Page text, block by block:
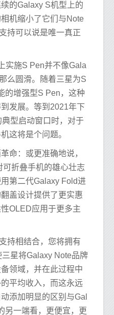
的Galaxy S机型上的
机缩小了它们与Note
持可以说是唯一真正
实施S Pen并不像Gala
么圆滑。随着三星为S
的增强型S Pen，这种
发展。等到2021年下
型启动窗口时，对于
这将是个问题。
命：或更准确地说，
折叠手机的雄心壮志
第二代Galaxy Fold进
盖设计提供了更实惠
OLED应用于更多主
持相结合，您将拥有
星将Galaxy Note品牌
领域，并在此过程中
平均收入，而这永远
添加明显的区别与Gal
另一端看，更便宜，更